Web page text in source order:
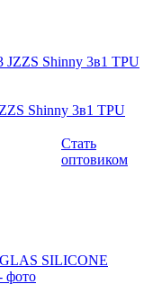
Shinny 3в1 TPU
Стать
оптовиком